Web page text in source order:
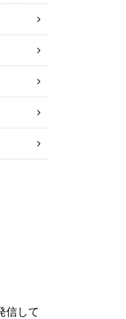
信して